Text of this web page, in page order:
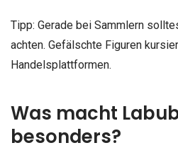
Tipp: Gerade bei Sammlern
achten. Gefälschte Figuren
Handelsplattformen.
Was macht
besonders?